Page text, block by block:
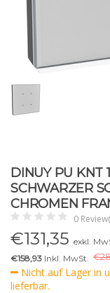
DINUY PU KNT
SCHWARZER
CHROMEN
0
€131,35 exkl.
€158,93 Inkl. MwSt. €
Nicht auf Lager in
lieferbar.